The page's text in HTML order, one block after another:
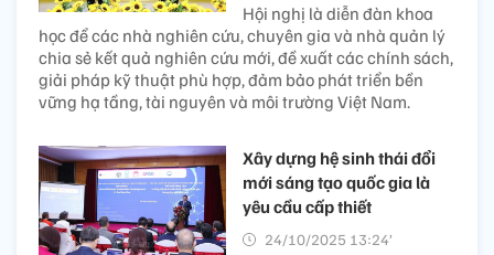
Hội nghị là diễn đàn khoa
học để các nhà nghiên cứu, chuyên gia và nhà quản lý
chia sẻ kết quả nghiên cứu mới, đề xuất các chính sách,
giải pháp kỹ thuật phù hợp, đảm bảo phát triển bền
vững hạ tầng, tài nguyên và môi trường Việt Nam.
Xây dựng hệ sinh thái đổi
mới sáng tạo quốc gia là
yêu cầu cấp thiết
24/10/2025 13:24’